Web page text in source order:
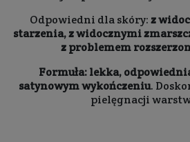
Odpowiedni dla skóry:z
starzenia, z widocznymi
z problemem
Formuła: lekka,
satynowym wykończeniu.
pielęgnacji